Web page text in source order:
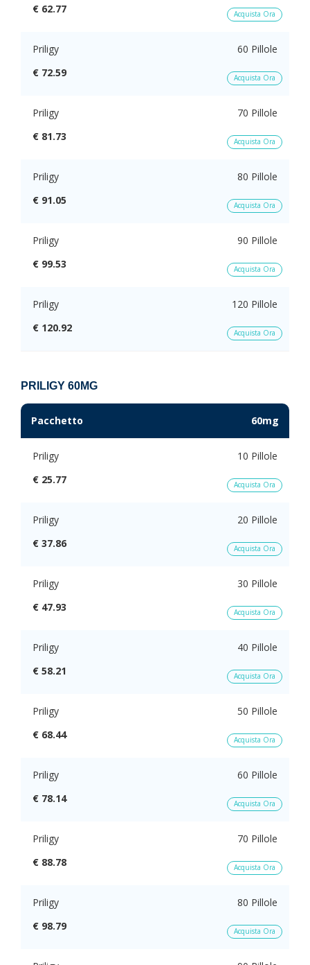
€ 62.77
Acquista Ora
Priligy
60 Pillole
€ 72.59
Acquista Ora
Priligy
70 Pillole
€ 81.73
Acquista Ora
Priligy
80 Pillole
€ 91.05
Acquista Ora
Priligy
90 Pillole
€ 99.53
Acquista Ora
Priligy
120 Pillole
€ 120.92
Acquista Ora
PRILIGY 60MG
Pacchetto 60mg
Priligy
10 Pillole
€ 25.77
Acquista Ora
Priligy
20 Pillole
€ 37.86
Acquista Ora
Priligy
30 Pillole
€ 47.93
Acquista Ora
Priligy
40 Pillole
€ 58.21
Acquista Ora
Priligy
50 Pillole
€ 68.44
Acquista Ora
Priligy
60 Pillole
€ 78.14
Acquista Ora
Priligy
70 Pillole
€ 88.78
Acquista Ora
Priligy
80 Pillole
€ 98.79
Acquista Ora